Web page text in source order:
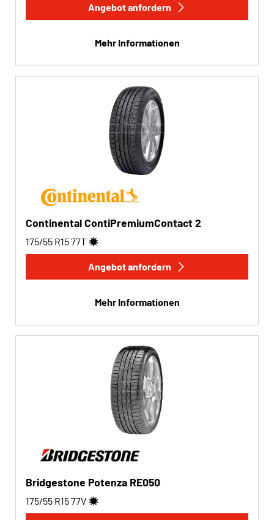
Angebot anfordern
Mehr Informationen
Continental ContiPremiumContact 2
175/55 R1577T
Angebot anfordern
Mehr Informationen
Bridgestone Potenza RE050
175/55 R1577V